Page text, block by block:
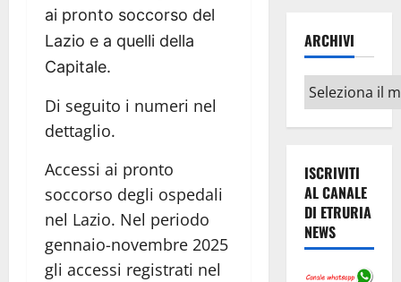
ai pronto soccorso del
Lazio e a quelli della
Capitale.
Di seguito i numeri nel
dettaglio.
Accessi ai pronto
soccorso degli ospedali
nel Lazio. Nel periodo
gennaio-novembre 2025
gli accessi registrati nel
ARCHIVI
Archivi
ISCRIVITI
AL CANALE
DI ETRURIA
NEWS